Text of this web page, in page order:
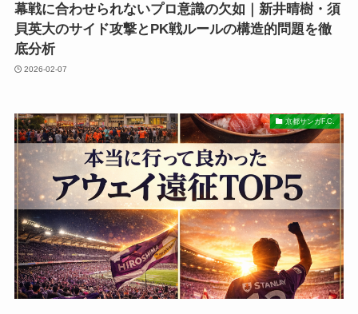
幕戦に合わせられないプロ意識の欠如｜新井晴樹・須
貝英大のサイド攻撃とPK戦ルールの構造的問題を徹
底分析
2026-02-07
京都サンガF.C.